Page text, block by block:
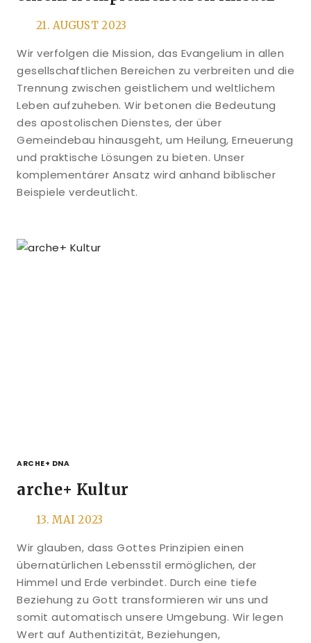
21. AUGUST 2023
Wir verfolgen die Mission, das Evangelium in allen
gesellschaftlichen Bereichen zu verbreiten und die
Trennung zwischen geistlichem und weltlichem
Leben aufzuheben. Wir betonen die Bedeutung
des apostolischen Dienstes, der über
Gemeindebau hinausgeht, um Heilung, Erneuerung
und praktische Lösungen zu bieten. Unser
komplementärer Ansatz wird anhand biblischer
Beispiele verdeutlicht.
ARCHE+ DNA
arche+ Kultur
13. MAI 2023
Wir glauben, dass Gottes Prinzipien einen
übernatürlichen Lebensstil ermöglichen, der
Himmel und Erde verbindet. Durch eine tiefe
Beziehung zu Gott transformieren wir uns und
somit automatisch unsere Umgebung. Wir legen
Wert auf Authentizität, Beziehungen,